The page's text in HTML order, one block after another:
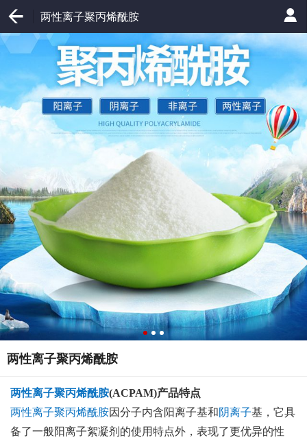
两性离子聚丙烯酰胺
两性离子聚丙烯酰胺
两性离子聚丙烯酰胺(ACPAM)产品特点
两性离子聚丙烯酰胺因分子内含阳离子基和阴离子基，它具
备了一般阳离子絮凝剂的使用特点外，表现了更优异的性